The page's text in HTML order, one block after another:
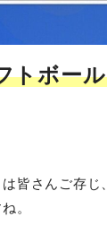
トボー
は皆さんご存
。